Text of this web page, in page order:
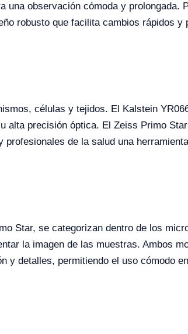
observación cómoda y prolongada.
robusto que facilita cambios rápidos y
células y tejidos. El Kalstein
alta precisión óptica. El Zeiss Primo
de la salud una
Star, se categorizan dentro de los
la imagen de las muestras. Ambos
y detalles, permitiendo el uso cómodo